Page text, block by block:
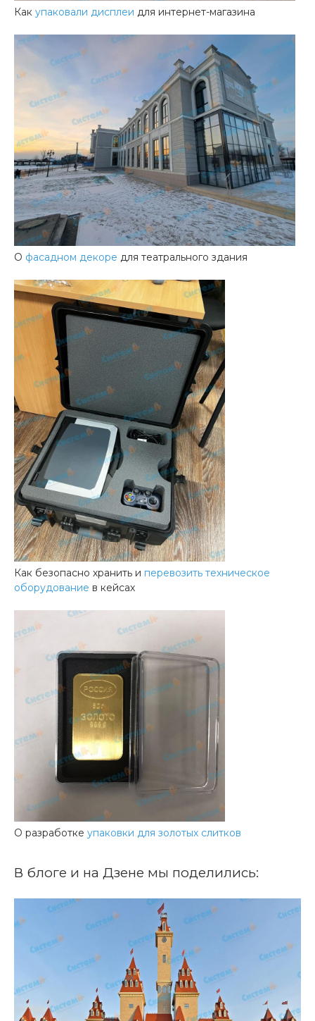
Как упаковали дисплеи для интернет-магазина
О фасадном декоре для театрального здания
Как безопасно хранить и перевозить техническое
оборудование в кейсах
О разработке упаковки для золотых слитков
В блоге и на Дзене мы поделились: